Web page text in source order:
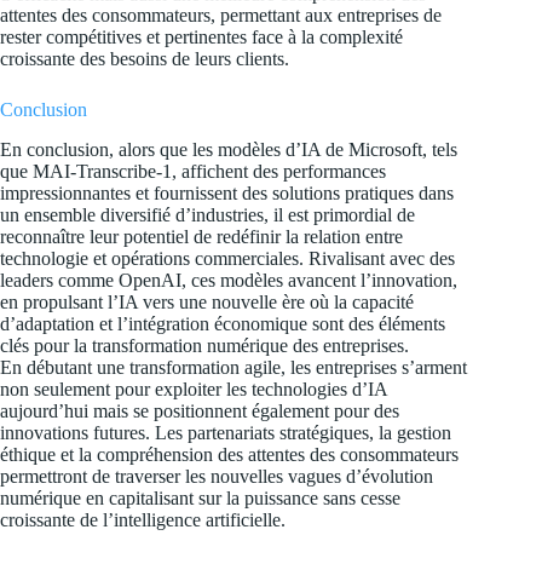
attentes des consommateurs, permettant aux entreprises de
rester compétitives et pertinentes face à la complexité
croissante des besoins de leurs clients.
Conclusion
En conclusion, alors que les modèles d’IA de Microsoft, tels
que MAI-Transcribe-1, affichent des performances
impressionnantes et fournissent des solutions pratiques dans
un ensemble diversifié d’industries, il est primordial de
reconnaître leur potentiel de redéfinir la relation entre
technologie et opérations commerciales. Rivalisant avec des
leaders comme OpenAI, ces modèles avancent l’innovation,
en propulsant l’IA vers une nouvelle ère où la capacité
d’adaptation et l’intégration économique sont des éléments
clés pour la transformation numérique des entreprises.
En débutant une transformation agile, les entreprises s’arment
non seulement pour exploiter les technologies d’IA
aujourd’hui mais se positionnent également pour des
innovations futures. Les partenariats stratégiques, la gestion
éthique et la compréhension des attentes des consommateurs
permettront de traverser les nouvelles vagues d’évolution
numérique en capitalisant sur la puissance sans cesse
croissante de l’intelligence artificielle.